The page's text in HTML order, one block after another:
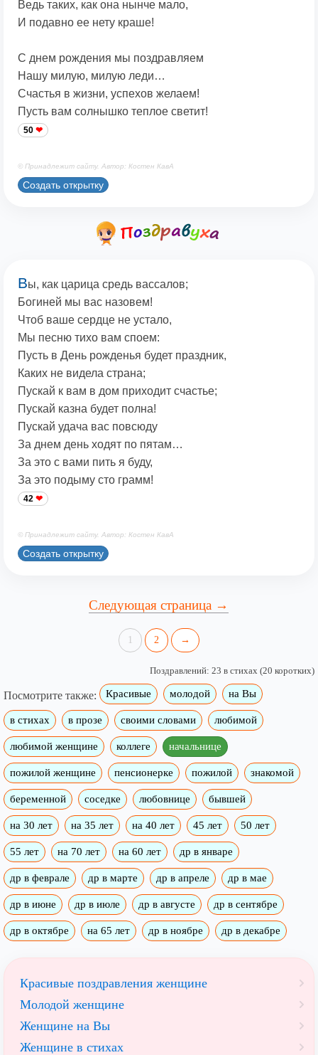
Ведь таких, как она нынче мало,
И подавно ее нету краше!
С днем рождения мы поздравляем
Нашу милую, милую леди…
Счастья в жизни, успехов желаем!
Пусть вам солнышко теплое светит!
50
© Принадлежит сайту. Автор: Костен КавА
Создать открытку
Вы, как царица средь вассалов;
Богиней мы вас назовем!
Чтоб ваше сердце не устало,
Мы песню тихо вам споем:
Пусть в День рожденья будет праздник,
Каких не видела страна;
Пускай к вам в дом приходит счастье;
Пускай казна будет полна!
Пускай удача вас повсюду
За днем день ходят по пятам…
За это с вами пить я буду,
За это подыму сто грамм!
42
© Принадлежит сайту. Автор: Костен КавА
Создать открытку
Следующая страница →
1 2 →
Поздравлений: 23 в стихах (20 коротких)
Посмотрите также: Красивые молодой на Вы
в стихах в прозе своими словами любимой
любимой женщине коллеге начальнице
пожилой женщине пенсионерке пожилой знакомой
беременной соседке любовнице бывшей
на 30 лет на 35 лет на 40 лет 45 лет 50 лет
55 лет на 70 лет на 60 лет др в январе
др в феврале др в марте др в апреле др в мае
др в июне др в июле др в августе др в сентябре
др в октябре на 65 лет др в ноябре др в декабре
Красивые поздравления женщине
Молодой женщине
Женщине на Вы
Женщине в стихах